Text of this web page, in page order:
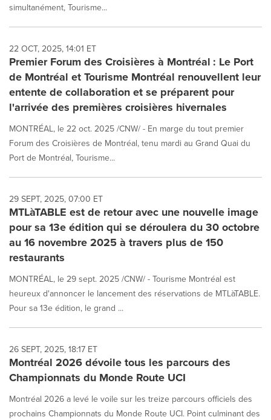
simultanément, Tourisme...
22 OCT, 2025, 14:01 ET
Premier Forum des Croisières à Montréal : Le Port
de Montréal et Tourisme Montréal renouvellent leur
entente de collaboration et se préparent pour
l'arrivée des premières croisières hivernales
MONTRÉAL, le 22 oct. 2025 /CNW/ - En marge du tout premier
Forum des Croisières de Montréal, tenu mardi au Grand Quai du
Port de Montréal, Tourisme...
29 SEPT, 2025, 07:00 ET
MTLàTABLE est de retour avec une nouvelle image
pour sa 13e édition qui se déroulera du 30 octobre
au 16 novembre 2025 à travers plus de 150
restaurants
MONTRÉAL, le 29 sept. 2025 /CNW/ - Tourisme Montréal est
heureux d'annoncer le lancement des réservations de MTLàTABLE.
Pour sa 13e édition, le grand ...
26 SEPT, 2025, 18:17 ET
Montréal 2026 dévoile tous les parcours des
Championnats du Monde Route UCI
Montréal 2026 a levé le voile sur les treize parcours officiels des
prochains Championnats du Monde Route UCI. Point culminant des